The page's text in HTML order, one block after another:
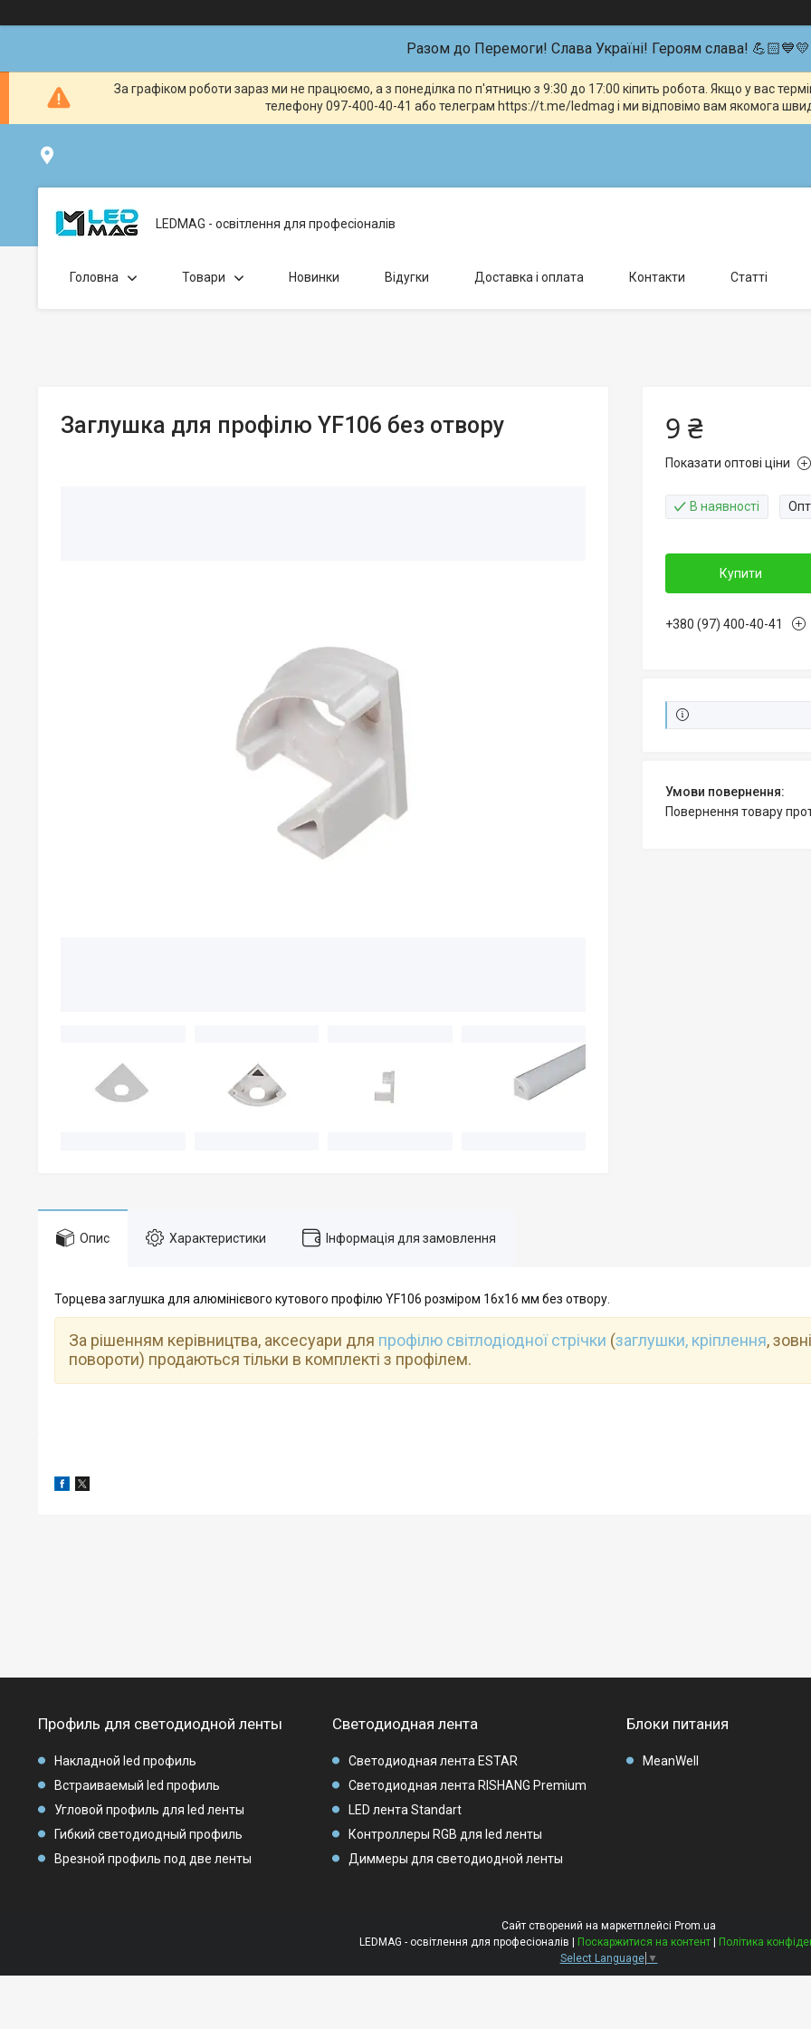
Разом до Перемоги! Слава Україні! Героям слава! 💪🏻💙💛
За графіком роботи зараз ми не працюємо, а з понеділка по п'ятницю з 9:30 до 17:00 кіпить робота. Якщо у вас
телефону 097-400-40-41 або телеграм https://t.me/ledmag і ми відповімо вам якомога
LEDMAG - освітлення для професіоналів
Головна Товари Новинки Відугки Доставка і оплата Контакти Статті
Заглушка для профілю YF106 без отвору 9 ₴
Показати оптові ціни
В наявності
Купити
+380 (97) 400-40-41
повернення товару
Опис Характеристики Інформація для замовлення
Торцева заглушка для алюмінієвого кутового профілю YF106 розміром 16х16 мм без отвору.
За рішенням керівництва, аксесуари для профілю світлодіодної стрічки (заглушки, кріплення,
повороти) продаються тільки в комплекті з профілем.
Профиль для светодиодной ленты
Накладной led профиль
Встраиваемый led профиль
Угловой профиль для led ленты
Гибкий светодиодный профиль
Врезной профиль под две ленты
Светодиодная лента
Светодиодная лента ESTAR
Светодиодная лента RISHANG Premium
LED лента Standart
Контроллеры RGB для led ленты
Диммеры для светодиодной ленты
Блоки питания
MeanWell
Сайт створений на маркетплейсі Prom.ua
LEDMAG - освітлення для професіоналів | Поскаржитися на контент | Політика
Select Language ▼